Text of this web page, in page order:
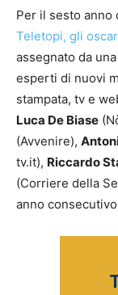
Per il sesto anno
Teletopi, gli
assegnato da
esperti di nuovi
stampata, tv e
Luca De Biase
(Avvenire),
tv.it), Riccardo
(Corriere della
anno